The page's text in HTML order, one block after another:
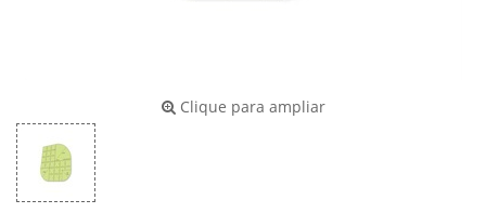
Clique para ampliar